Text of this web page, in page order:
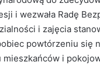
i wezwała Radę
i zajęcia
powtórzeniu się
mieszkańców i